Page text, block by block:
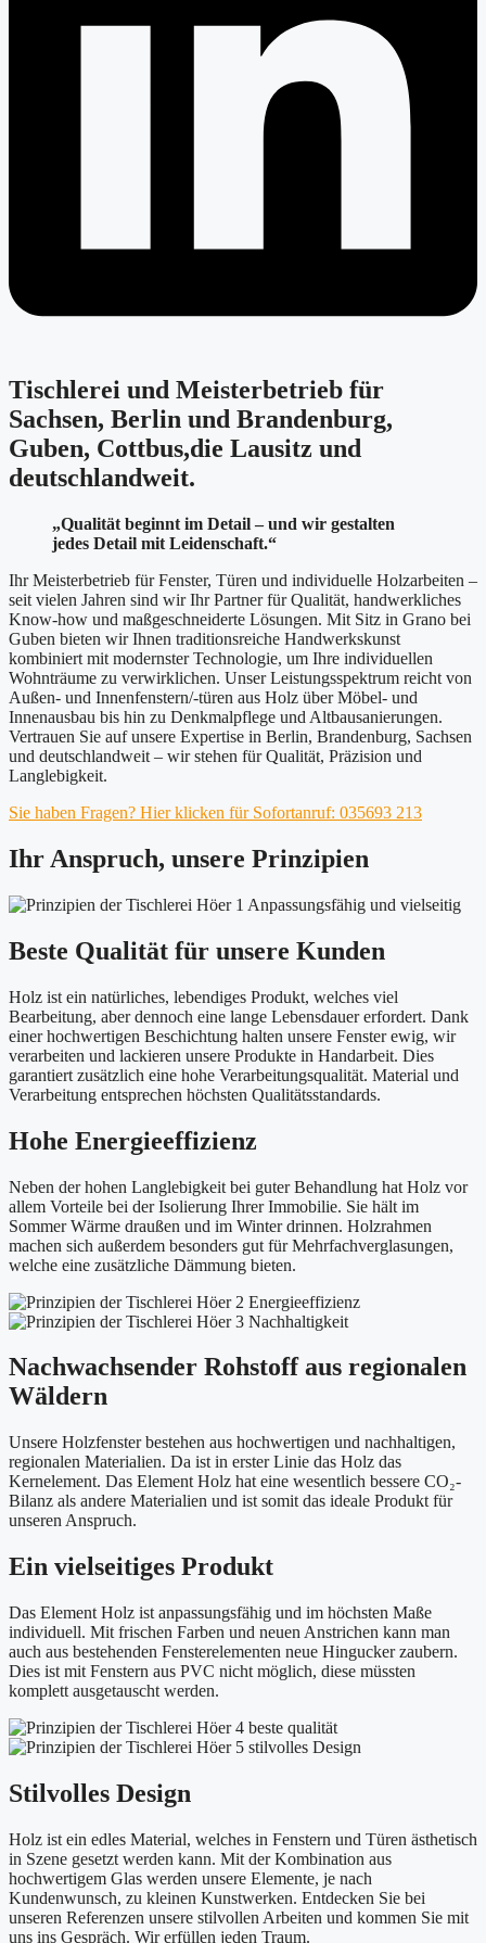
Tischlerei und Meisterbetrieb für
Sachsen, Berlin und Brandenburg,
Guben, Cottbus,die Lausitz und
deutschlandweit.
„Qualität beginnt im Detail – und wir gestalten
jedes Detail mit Leidenschaft.“
Ihr Meisterbetrieb für Fenster, Türen und individuelle Holzarbeiten –
seit vielen Jahren sind wir Ihr Partner für Qualität, handwerkliches
Know-how und maßgeschneiderte Lösungen. Mit Sitz in Grano bei
Guben bieten wir Ihnen traditionsreiche Handwerkskunst
kombiniert mit modernster Technologie, um Ihre individuellen
Wohnträume zu verwirklichen. Unser Leistungsspektrum reicht von
Außen- und Innenfenstern/-türen aus Holz über Möbel- und
Innenausbau bis hin zu Denkmalpflege und Altbausanierungen.
Vertrauen Sie auf unsere Expertise in Berlin, Brandenburg, Sachsen
und deutschlandweit – wir stehen für Qualität, Präzision und
Langlebigkeit.
Sie haben Fragen? Hier klicken für Sofortanruf: 035693 213
Ihr Anspruch, unsere Prinzipien
Beste Qualität für unsere Kunden
Holz ist ein natürliches, lebendiges Produkt, welches viel
Bearbeitung, aber dennoch eine lange Lebensdauer erfordert. Dank
einer hochwertigen Beschichtung halten unsere Fenster ewig, wir
verarbeiten und lackieren unsere Produkte in Handarbeit. Dies
garantiert zusätzlich eine hohe Verarbeitungsqualität. Material und
Verarbeitung entsprechen höchsten Qualitätsstandards.
Hohe Energieeffizienz
Neben der hohen Langlebigkeit bei guter Behandlung hat Holz vor
allem Vorteile bei der Isolierung Ihrer Immobilie. Sie hält im
Sommer Wärme draußen und im Winter drinnen. Holzrahmen
machen sich außerdem besonders gut für Mehrfachverglasungen,
welche eine zusätzliche Dämmung bieten.
Nachwachsender Rohstoff aus regionalen
Wäldern
Unsere Holzfenster bestehen aus hochwertigen und nachhaltigen,
regionalen Materialien. Da ist in erster Linie das Holz das
Kernelement. Das Element Holz hat eine wesentlich bessere CO₂-
Bilanz als andere Materialien und ist somit das ideale Produkt für
unseren Anspruch.
Ein vielseitiges Produkt
Das Element Holz ist anpassungsfähig und im höchsten Maße
individuell. Mit frischen Farben und neuen Anstrichen kann man
auch aus bestehenden Fensterelementen neue Hingucker zaubern.
Dies ist mit Fenstern aus PVC nicht möglich, diese müssten
komplett ausgetauscht werden.
Stilvolles Design
Holz ist ein edles Material, welches in Fenstern und Türen ästhetisch
in Szene gesetzt werden kann. Mit der Kombination aus
hochwertigem Glas werden unsere Elemente, je nach
Kundenwunsch, zu kleinen Kunstwerken. Entdecken Sie bei
unseren Referenzen unsere stilvollen Arbeiten und kommen Sie mit
uns ins Gespräch. Wir erfüllen jeden Traum.